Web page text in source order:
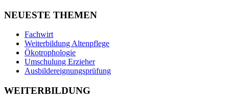
NEUESTE THEMEN
Fachwirt
Weiterbildung Altenpflege
Ökotrophologie
Umschulung Erzieher
Ausbildereignungsprüfung
WEITERBILDUNG